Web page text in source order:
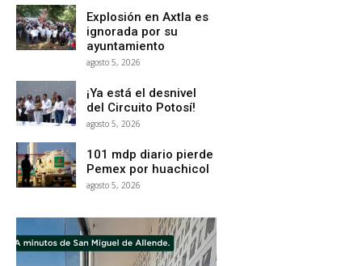
Explosión en Axtla es
ignorada por su
ayuntamiento
agosto 5, 2026
¡Ya está el desnivel
del Circuito Potosí!
agosto 5, 2026
101 mdp diario pierde
Pemex por huachicol
agosto 5, 2026